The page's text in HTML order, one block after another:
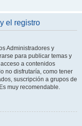
el registro
Administradores y
para publicar temas y
a contenidos
no disfrutaría, como tener
suscripción a grupos de
muy recomendable.